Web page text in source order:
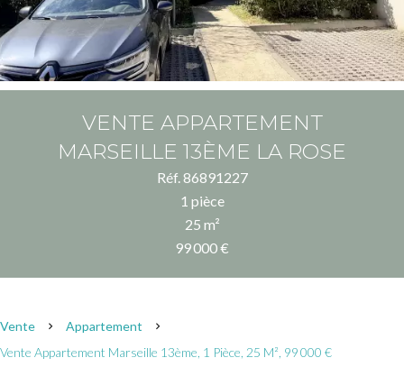
VENTE APPARTEMENT
MARSEILLE 13ÈME LA ROSE
Réf. 86891227
1 pièce
25 m²
99 000 €
Vente
Appartement
Vente Appartement Marseille 13ème, 1 Pièce, 25 M², 99 000 €